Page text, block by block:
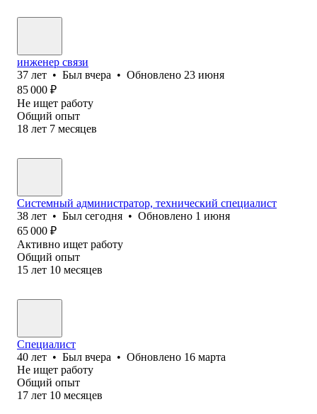
инженер связи
37 лет • Был вчера • Обновлено 23 июня
85 000 ₽
Не ищет работу
Общий опыт
18 лет 7 месяцев
Системный администратор, технический специалист
38 лет • Был сегодня • Обновлено 1 июня
65 000 ₽
Активно ищет работу
Общий опыт
15 лет 10 месяцев
Специалист
40 лет • Был вчера • Обновлено 16 марта
Не ищет работу
Общий опыт
17 лет 10 месяцев